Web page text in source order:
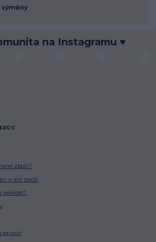
na Instagramu ♥
zboží?
vrátit zboží
velikost?
provizí